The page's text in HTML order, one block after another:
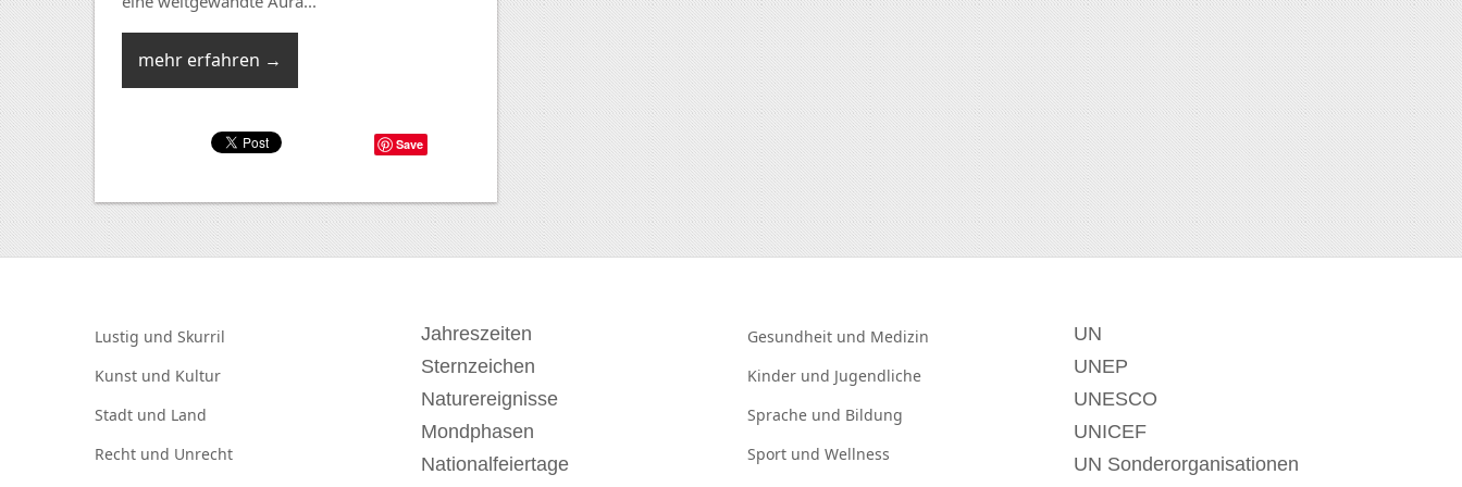
mehr erfahren →
Save
Lustig und Skurril
Kunst und Kultur
Stadt und Land
Recht und Unrecht
Jahreszeiten
Sternzeichen
Naturereignisse
Mondphasen
Nationalfeiertage
Gesundheit und Medizin
Kinder und Jugendliche
Sprache und Bildung
Sport und Wellness
UN
UNEP
UNESCO
UNICEF
UN Sonderorganisationen